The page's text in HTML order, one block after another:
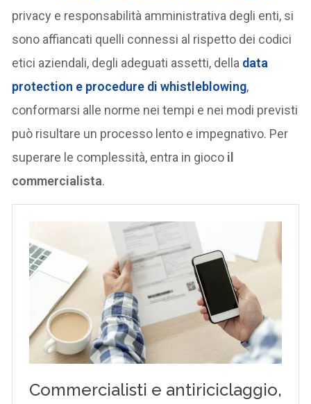
privacy e responsabilità amministrativa degli enti, si
sono affiancati quelli connessi al rispetto dei codici
etici aziendali, degli adeguati assetti, della data
protection e procedure di whistleblowing,
conformarsi alle norme nei tempi e nei modi previsti
può risultare un processo lento e impegnativo. Per
superare le complessità, entra in gioco il
commercialista.